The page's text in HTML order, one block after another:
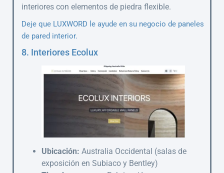
interiores con elementos de piedra flexible.
Deje que LUXWORD le ayude en su negocio de paneles
de pared interior.
8. Interiores Ecolux
Ubicación: Australia Occidental (salas de
exposición en Subiaco y Bentley)